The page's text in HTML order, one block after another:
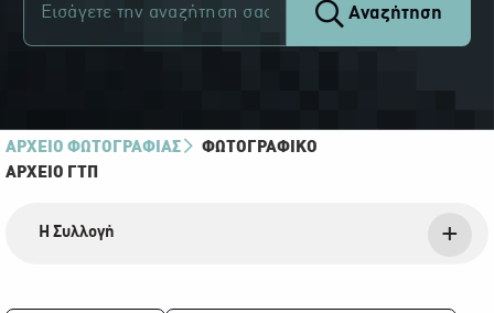
Αναζήτηση
ΑΡΧΕΙΟ ΦΩΤΟΓΡΑΦΙΑΣ
ΦΩΤΟΓΡΑΦΙΚΌ
ΑΡΧΕΊΟ ΓΤΠ
Η Συλλογή